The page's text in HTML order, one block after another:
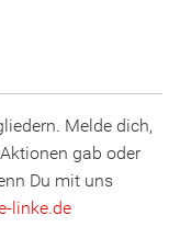
Melde dich,
gab oder
Du mit uns
-linke.de